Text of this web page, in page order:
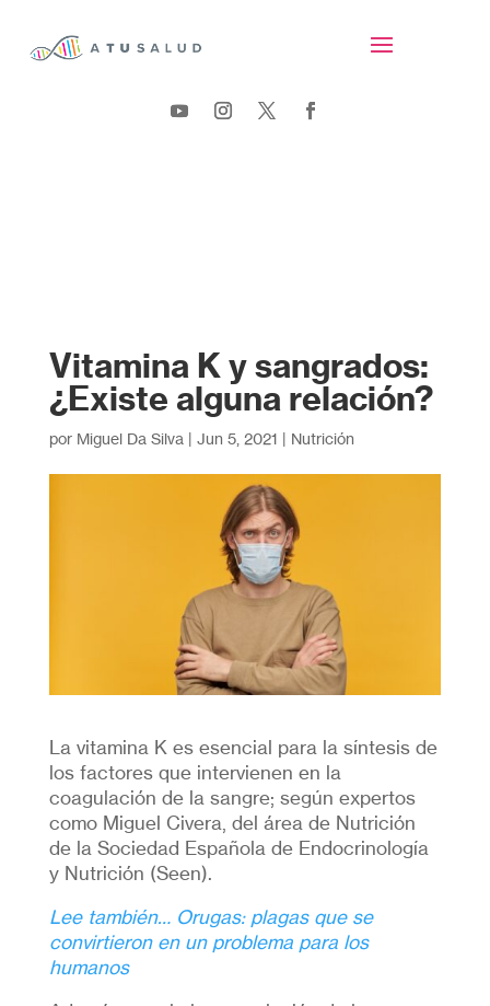
Vitamina K y sangrados:
¿Existe alguna relación?
por Miguel Da Silva | Jun 5, 2021 | Nutrición
La vitamina K es esencial para la síntesis de
los factores que intervienen en la
coagulación de la sangre; según expertos
como Miguel Civera, del área de Nutrición
de la Sociedad Española de Endocrinología
y Nutrición (Seen).
Lee también… Orugas: plagas que se
convirtieron en un problema para los
humanos